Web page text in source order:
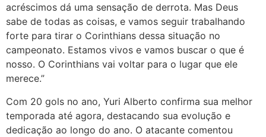
acréscimos dá uma sensação de derrota. Mas Deus
sabe de todas as coisas, e vamos seguir trabalhando
forte para tirar o Corinthians dessa situação no
campeonato. Estamos vivos e vamos buscar o que é
nosso. O Corinthians vai voltar para o lugar que ele
merece.”
Com 20 gols no ano, Yuri Alberto confirma sua melhor
temporada até agora, destacando sua evolução e
dedicação ao longo do ano. O atacante comentou